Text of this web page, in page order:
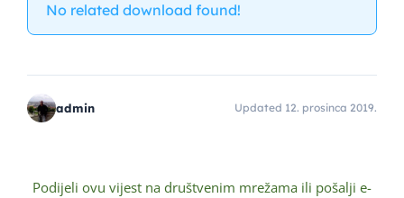
No related download found!
admin Updated 12. prosinca 2019.
Podijeli ovu vijest na društvenim mrežama ili pošalji e-